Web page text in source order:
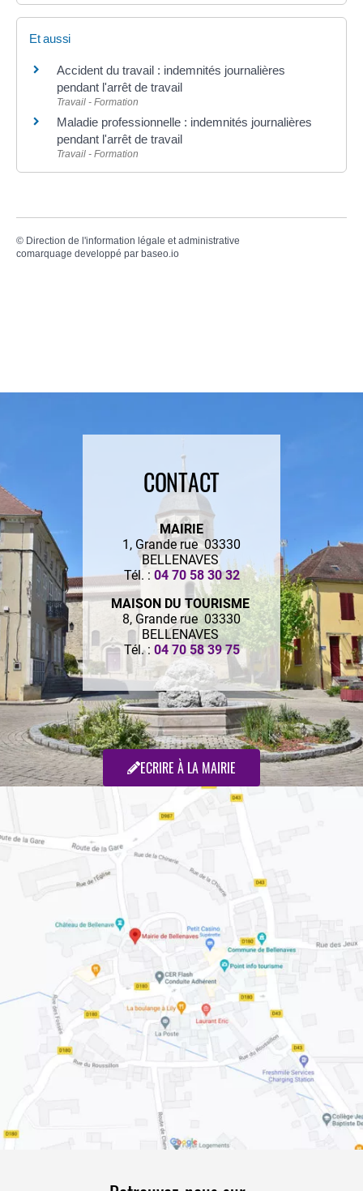
Et aussi
Accident du travail : indemnités journalières
pendant l'arrêt de travail
Travail - Formation
Maladie professionnelle : indemnités journalières
pendant l'arrêt de travail
Travail - Formation
© Direction de l'information légale et administrative
comarquage developpé par baseo.io
CONTACT
MAIRIE
1, Grande rue 03330
BELLENAVES
Tél. : 04 70 58 30 32
MAISON DU TOURISME
8, Grande rue 03330
BELLENAVES
Tél. : 04 70 58 39 75
ECRIRE À LA MAIRIE